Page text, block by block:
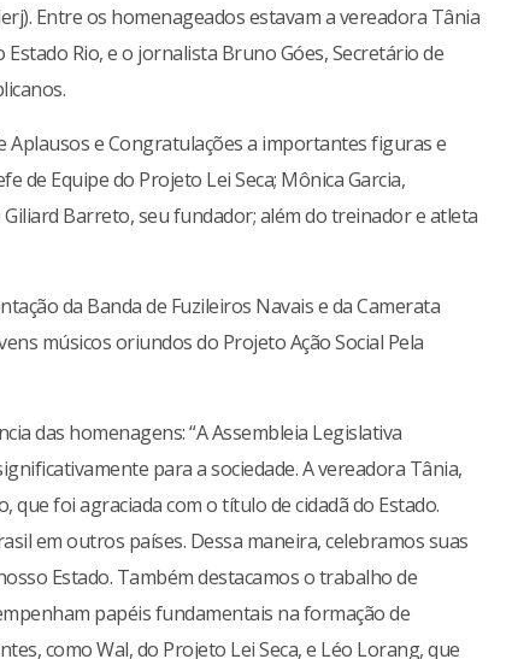
Entre os homenageados estavam a vereadora Tânia
Rio, e o jornalista Bruno Góes, Secretário de
Aplausos e Congratulações a importantes figuras e
de Equipe do Projeto Lei Seca; Mônica Garcia,
Barreto, seu fundador; além do treinador e atleta
da Banda de Fuzileiros Navais e da Camerata
músicos oriundos do Projeto Ação Social Pela
das homenagens: “A Assembleia Legislativa
para a sociedade. A vereadora Tânia,
que foi agraciada com o título de cidadã do Estado.
em outros países. Dessa maneira, celebramos suas
Estado. Também destacamos o trabalho de
papéis fundamentais na formação de
como Wal, do Projeto Lei Seca, e Léo Lorang, que